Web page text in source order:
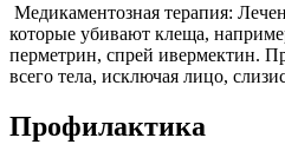
Медикаментозная терапия:
которые убивают клеща,
перметрин, спрей ивермектин.
всего тела, исключая лицо,
Профилактика